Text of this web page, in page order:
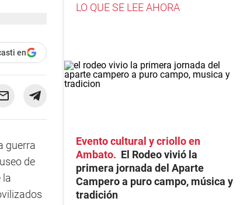
en
guerra
de
la
LO QUE SE LEE AHORA
Evento cultural y criollo en
Ambato
El Rodeo vivió la
primera jornada del Aparte
Campero a puro campo, música y
tradición